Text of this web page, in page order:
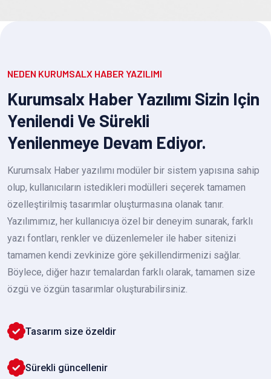
NEDEN KURUMSALX HABER YAZILIMI
Kurumsalx Haber Yazılımı Sizin Için
Yenilendi Ve Sürekli
Yenilenmeye Devam Ediyor.
Kurumsalx Haber yazılımı modüler bir sistem yapısına sahip
olup, kullanıcıların istedikleri modülleri seçerek tamamen
özelleştirilmiş tasarımlar oluşturmasına olanak tanır.
Yazılımımız, her kullanıcıya özel bir deneyim sunarak, farklı
yazı fontları, renkler ve düzenlemeler ile haber sitenizi
tamamen kendi zevkinize göre şekillendirmenizi sağlar.
Böylece, diğer hazır temalardan farklı olarak, tamamen size
özgü ve özgün tasarımlar oluşturabilirsiniz.
Tasarım size özeldir
Sürekli güncellenir